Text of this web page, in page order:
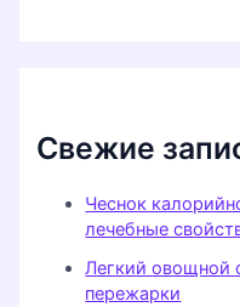
Свежие
Чеснок
лечебные
Легкий овощной
пережарки